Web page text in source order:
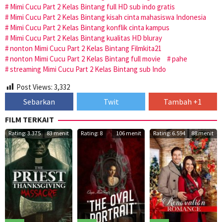
Mimi Cucu Part 2 Kelas Bintang full HD sub indo gratis
Mimi Cucu Part 2 Kelas Bintang kisah cinta mahasiswa Indonesia
Mimi Cucu Part 2 Kelas Bintang konflik cinta kampus
Mimi Cucu Part 2 Kelas Bintang kualitas HD bluray
nonton Mimi Cucu Part 2 Kelas Bintang Filmkita21
nonton Mimi Cucu Part 2 Kelas Bintang full movie
pahe
streaming Mimi Cucu Part 2 Kelas Bintang sub Indo
Post Views: 3,332
Sebarkan Twit
Tambah +1
FILM TERKAIT
Rating: 3.375 83 menit Rating: 8 106 menit Rating: 6.594 88 menit